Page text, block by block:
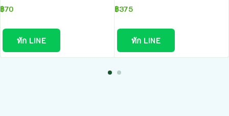
฿70
ทัก LINE
฿375
ทัก LINE